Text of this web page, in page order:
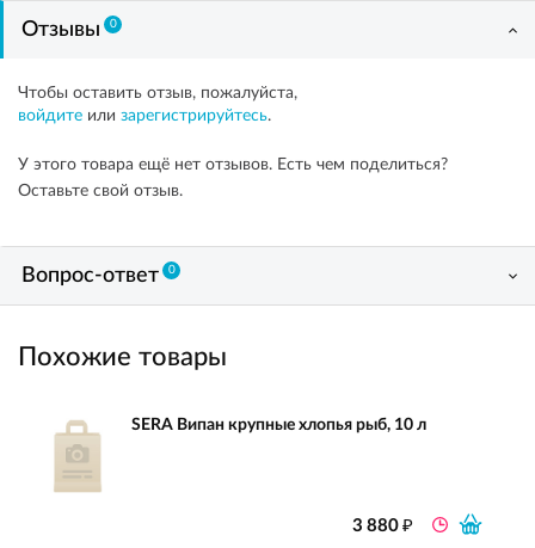
Отзывы 0
Чтобы оставить отзыв, пожалуйста,
войдите или зарегистрируйтесь.
У этого товара ещё нет отзывов. Есть чем поделиться?
Оставьте свой отзыв.
Вопрос-ответ 0
Похожие товары
SERA Випан крупные хлопья рыб, 10 л
3 880₽